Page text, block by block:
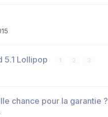
5.1 Lollipop
chance pour la garantie ?